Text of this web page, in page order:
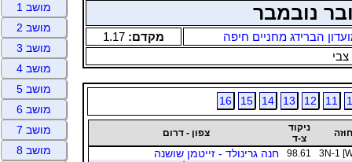
נובמבר
הברידג מחניים חיפה מקדם: 1.17
צבי
11
12
13
14
15
16
חוזה
ניקוד
צ-ד
צפון - דרום
3N-1
98.61 חנה גרינולד - זייטמן שושנה
מושב 1
מושב 2
מושב 3
מושב 4
מושב 5
מושב 6
מושב 7
מושב 8